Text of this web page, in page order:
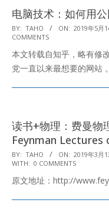
电脑技术：如何用
2019-
05-
14
BY: TAHO ON: 2019年5月
COMMENTS
本文转载自知乎，略有修
党一直以来最想要的网站
读书+物理：费曼物
Feynman Lectures
2019-
03-
13
BY: TAHO ON: 2019年3月
WITH: 0 COMMENTS
原文地址：http://